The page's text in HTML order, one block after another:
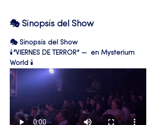
🎭 Sinopsis del Show
🎭 Sinopsis del Show
🕯️“VIERNES DE TERROR” —  en Mysterium
World 🕯️